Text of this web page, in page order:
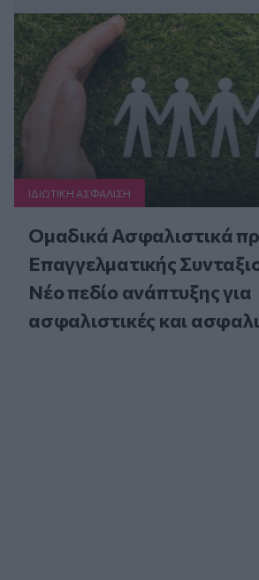
ΙΔΙΩΤΙΚΗ ΑΣΦAΛΙΣΗ
Ομαδικά Ασφαλιστικά
Επαγγελματικής
Νέο πεδίο ανάπτυξης για
ασφαλιστικές και